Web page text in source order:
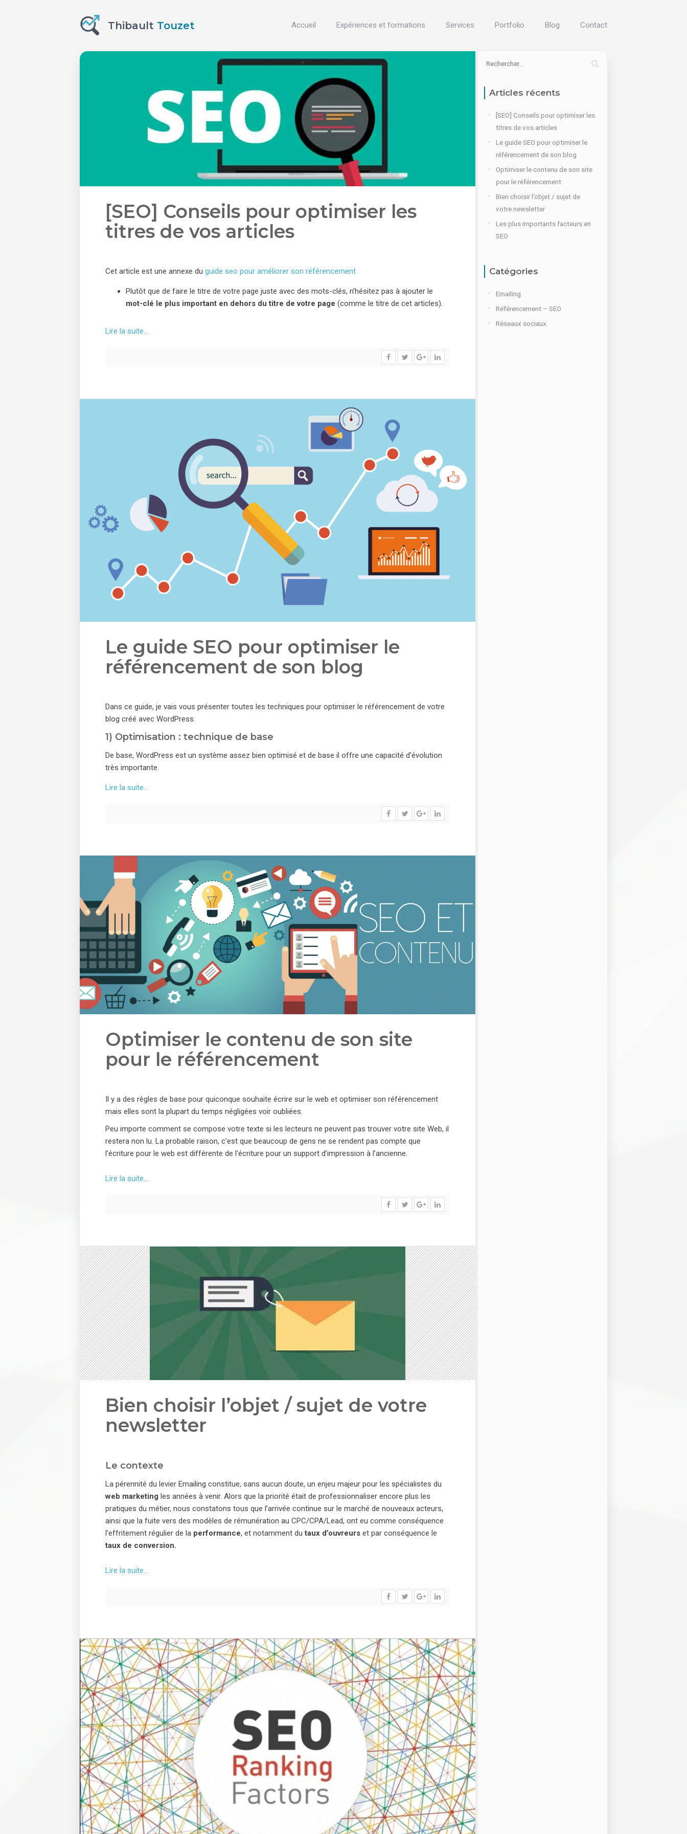
Thibault Touzet Accueil Expériences et formations Services Portfolio Blog Contact
[SEO] Conseils pour optimiser les
titres de vos articles
Cet article est une annexe du guide seo pour améliorer son référencement
Plutôt que de faire le titre de votre page juste avec des mots-clés, n’hésitez pas à ajouter le
mot-clé le plus important en dehors du titre de votre page (comme le titre de cet articles).
Lire la suite…
Le guide SEO pour optimiser le
référencement de son blog
Dans ce guide, je vais vous présenter toutes les techniques pour optimiser le référencement de votre
blog créé avec WordPress.
1) Optimisation : technique de base
De base, WordPress est un système assez bien optimisé et de base il offre une capacité d’évolution
très importante.
Lire la suite…
Optimiser le contenu de son site
pour le référencement
Il y a des règles de base pour quiconque souhaite écrire sur le web et optimiser son référencement
mais elles sont la plupart du temps négligées voir oubliées.
Peu importe comment se compose votre texte si les lecteurs ne peuvent pas trouver votre site Web, il
restera non lu. La probable raison, c’est que beaucoup de gens ne se rendent pas compte que
l’écriture pour le web est différente de l’écriture pour un support d’impression à l’ancienne.
Lire la suite…
Bien choisir l’objet / sujet de votre
newsletter
Le contexte
La pérennité du levier Emailing constitue, sans aucun doute, un enjeu majeur pour les spécialistes du
web marketing les années à venir. Alors que la priorité était de professionnaliser encore plus les
pratiques du métier, nous constatons tous que l’arrivée continue sur le marché de nouveaux acteurs,
ainsi que la fuite vers des modèles de rémunération au CPC/CPA/Lead, ont eu comme conséquence
l’effritement régulier de la performance, et notamment dutaux d’ouvreurs et par conséquence le
taux de conversion.
Lire la suite…
Articles récents
[SEO] Conseils pour optimiser les
titres de vos articles
Le guide SEO pour optimiser le
référencement de son blog
Optimiser le contenu de son site
pour le référencement
Bien choisir l’objet / sujet de
votre newsletter
Les plus importants facteurs en
SEO
Catégories
Emailing
Référencement – SEO
Réseaux sociaux